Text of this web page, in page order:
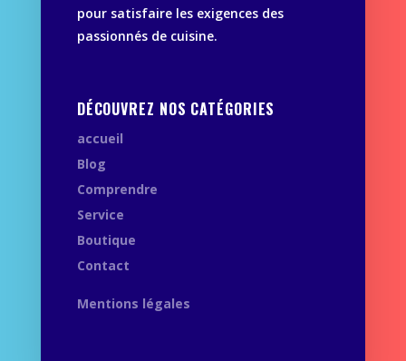
pour satisfaire les exigences des
passionnés de cuisine.
DÉCOUVREZ NOS CATÉGORIES
accueil
Blog
Comprendre
Service
Boutique
Contact
Mentions légales